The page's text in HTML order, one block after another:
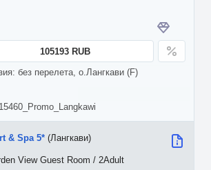
105193 RUB
без перелета, о.Лангкави (F)
& Spa 5* (Лангкави)
View Guest Room / 2Adult